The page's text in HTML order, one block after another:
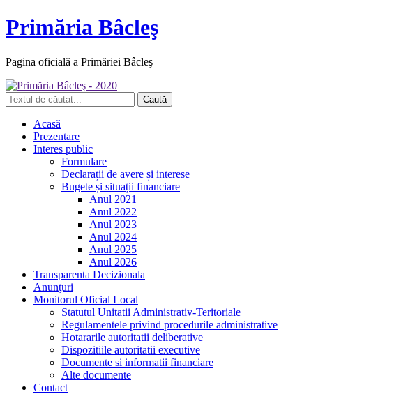
Primăria Bâcleş
Pagina oficială a Primăriei Bâcleş
Acasă
Prezentare
Interes public
Formulare
Declarații de avere și interese
Bugete și situații financiare
Anul 2021
Anul 2022
Anul 2023
Anul 2024
Anul 2025
Anul 2026
Transparenta Decizionala
Anunţuri
Monitorul Oficial Local
Statutul Unitatii Administrativ-Teritoriale
Regulamentele privind procedurile administrative
Hotararile autoritatii deliberative
Dispozitiile autoritatii executive
Documente si informatii financiare
Alte documente
Contact